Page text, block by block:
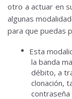
otro a actuar en
algunas
para que puedas
Esta
la banda
débito, a
clonación,